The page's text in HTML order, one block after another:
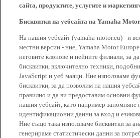
сайта, продуктите, услугите и
Бисквитки на уебсайта на Yamaha Motor
На нашия уебсайт (yamaha-motor.eu) - и
местни версии - ние, Yamaha Motor Europe
неговите клонове и нейните филиали, за
бисквитки, включително техники,
JavaScript и уеб маяци. Ние използваме
бисквитки, за да позволим на нашия
правилно и да ви предоставим основни
нашия уебсайт, като например запомняне
идентификационни данни за вход и
Ние също така използваме бисквитки за
генерираме статистически данни за